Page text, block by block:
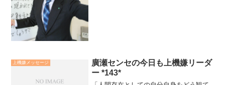
上機嫌メッセージ
廣瀬センセの今日も上機嫌リーダ
ー *143*